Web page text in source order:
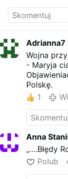
Adrianna7
Wojna
- Maryja
Polskę.
1
Anna
„….Błędy
Polub